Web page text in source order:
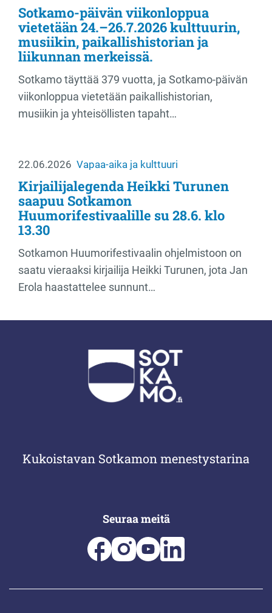
Sotkamo-päivän viikonloppua
vietetään 24.–26.7.2026 kulttuurin,
musiikin, paikallishistorian ja
liikunnan merkeissä.
Sotkamo täyttää 379 vuotta, ja Sotkamo-päivän
viikonloppua vietetään paikallishistorian,
musiikin ja yhteisöllisten tapaht…
22.06.2026 Vapaa-aika ja kulttuuri
Kirjailijalegenda Heikki Turunen
saapuu Sotkamon
Huumorifestivaalille su 28.6. klo
13.30
Sotkamon Huumorifestivaalin ohjelmistoon on
saatu vieraaksi kirjailija Heikki Turunen, jota Jan
Erola haastattelee sunnunt…
Kukoistavan Sotkamon menestystarina
Seuraa meitä